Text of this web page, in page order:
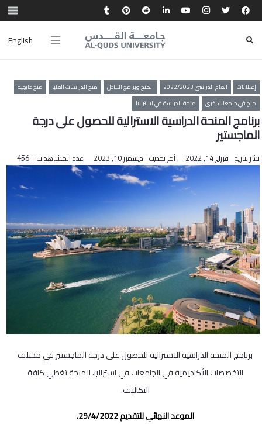
English
إعـلانات العام الدراسي 2022/2023 المنح وبرامج التبادل منح الدراسات العليا
منح خارجية
منح في جامعات اخرى
منحة الدراسة في استراليا
برنامج المنحة الدراسية الاسترالية للحصول على درجة
الماجستير
نشر بتاريخ فبراير 14, 2022 آخر تحديث ديسمبر 10, 2023 عدد المشاهدات: 456
برنامج المنحة الدراسية الاسترالية للحصول على درجة الماجستير في مختلف
التخصصات الأكاديمية في الجامعات في استراليا. المنحة تغطي كافة
التكاليف.
الموعد النهائي للتقديم 29/4/2022.